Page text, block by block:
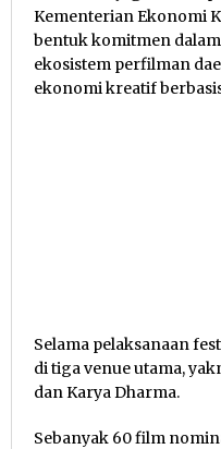
Kementerian Ekonomi
bentuk komitmen
ekosistem perfilman
ekonomi kreatif
Selama pelaksanaan
di tiga venue utama,
dan Karya Dharma.
Sebanyak 60 film